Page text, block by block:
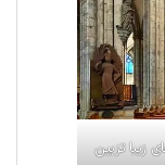
تزیین